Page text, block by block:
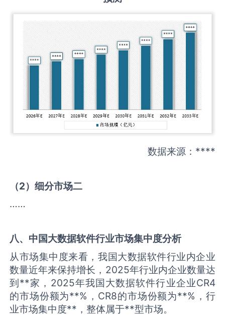
数据来源：****
（2）细分市场二
……
八、中国大数据软件行业市场集中度分析
从市场集中度来看，我国大数据软件行业内企业
数量近年来保持增长，2025年行业内企业数量达
到**家，2025年我国大数据软件行业企业CR4
的市场份额为**%，CR8的市场份额为**%，行
业市场集中度**，整体属于**型市场。